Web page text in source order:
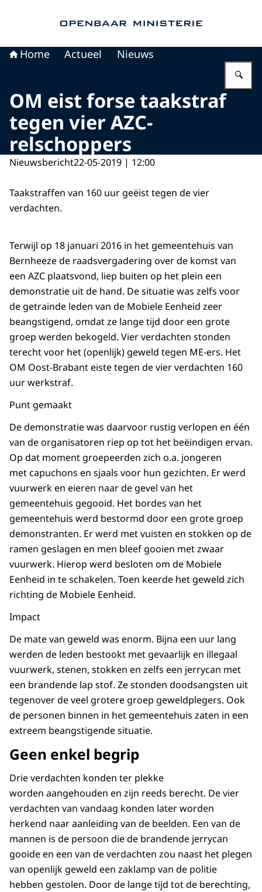
Home Actueel Nieuws
OM eist forse taakstraf
tegen vier AZC-
relschoppers
Nieuwsbericht22-05-2019 | 12:00
Taakstraffen van 160 uur geëist tegen de vier
verdachten.
Terwijl op 18 januari 2016 in het gemeentehuis van
Bernheeze de raadsvergadering over de komst van
een AZC plaatsvond, liep buiten op het plein een
demonstratie uit de hand. De situatie was zelfs voor
de getrainde leden van de Mobiele Eenheid zeer
beangstigend, omdat ze lange tijd door een grote
groep werden bekogeld. Vier verdachten stonden
terecht voor het (openlijk) geweld tegen ME-ers. Het
OM Oost-Brabant eiste tegen de vier verdachten 160
uur werkstraf.
Punt gemaakt
De demonstratie was daarvoor rustig verlopen en één
van de organisatoren riep op tot het beëindigen ervan.
Op dat moment groepeerden zich o.a. jongeren
met capuchons en sjaals voor hun gezichten. Er werd
vuurwerk en eieren naar de gevel van het
gemeentehuis gegooid. Het bordes van het
gemeentehuis werd bestormd door een grote groep
demonstranten. Er werd met vuisten en stokken op de
ramen geslagen en men bleef gooien met zwaar
vuurwerk. Hierop werd besloten om de Mobiele
Eenheid in te schakelen. Toen keerde het geweld zich
richting de Mobiele Eenheid.
Impact
De mate van geweld was enorm. Bijna een uur lang
werden de leden bestookt met gevaarlijk en illegaal
vuurwerk, stenen, stokken en zelfs een jerrycan met
een brandende lap stof. Ze stonden doodsangsten uit
tegenover de veel grotere groep geweldplegers. Ook
de personen binnen in het gemeentehuis zaten in een
extreem beangstigende situatie.
Geen enkel begrip
Drie verdachten konden ter plekke
worden aangehouden en zijn reeds berecht. De vier
verdachten van vandaag konden later worden
herkend naar aanleiding van de beelden. Een van de
mannen is de persoon die de brandende jerrycan
gooide en een van de verdachten zou naast het plegen
van openlijk geweld een zaklamp van de politie
hebben gestolen. Door de lange tijd tot de berechting,